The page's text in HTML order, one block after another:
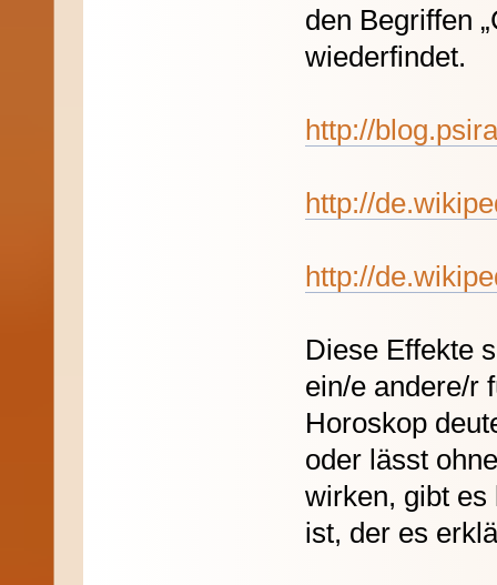
den Begriffen
wiederfindet.
http://
http://
http://
Diese Effekte
ein/e andere/r
Horoskop
oder lässt
wirken, gibt es
ist, der es